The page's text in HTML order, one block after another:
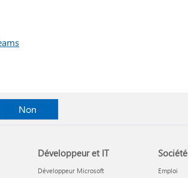
Non
Développeur et IT
Développeur Microsoft
Société
Emploi